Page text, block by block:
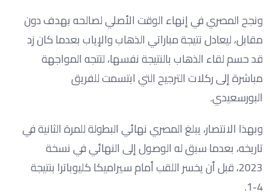
ونجح المصري في إنهاء الوقت الأصلي لصالحه بهدف دون
مقابل، ليعادل نتيجة مباراتي الذهاب والإياب بعدما كان زد
قد حسم لقاء الذهاب بالنتيجة نفسها، لتتجه المواجهة
مباشرة إلى ركلات الترجيح التي ابتسمت للفريق
البورسعيدي.
وبهذا الانتصار، يبلغ المصري نهائي البطولة للمرة الثانية في
تاريخه، بعدما سبق له الوصول إلى النهائي في نسخة
2023، قبل أن يخسر اللقب أمام سيراميكا كليوباترا بنتيجة
4-1.